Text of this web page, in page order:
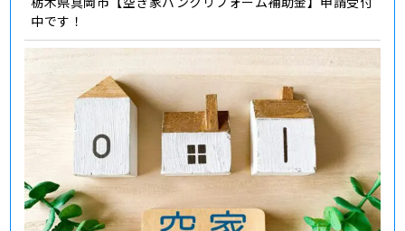
中です！